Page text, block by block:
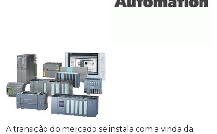
A transição do mercado se instala com a vinda da